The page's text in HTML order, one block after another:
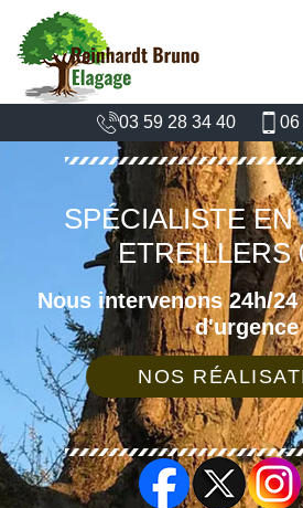
03 59 28 34 40 06
SPÉCIALISTE EN
ETREILLERS
Nous intervenons 24h/
d'urgence
NOS